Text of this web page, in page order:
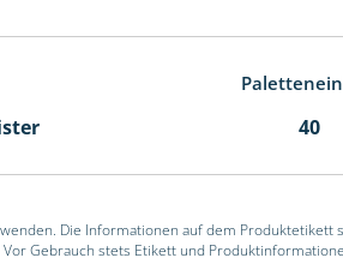
40
Die Informationen auf dem Produktetikett
Gebrauch stets Etikett und